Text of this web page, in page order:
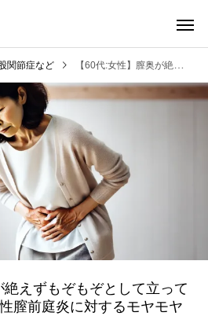
関節症など 【60代:女性】膣奥が絶えずもぞもぞとして立っていられない・・誘発性膣前庭炎に対するモヤモヤ血管治療（誘発性膣前庭炎）
絶えずもぞもぞとして立って
膣前庭炎に対するモヤモヤ